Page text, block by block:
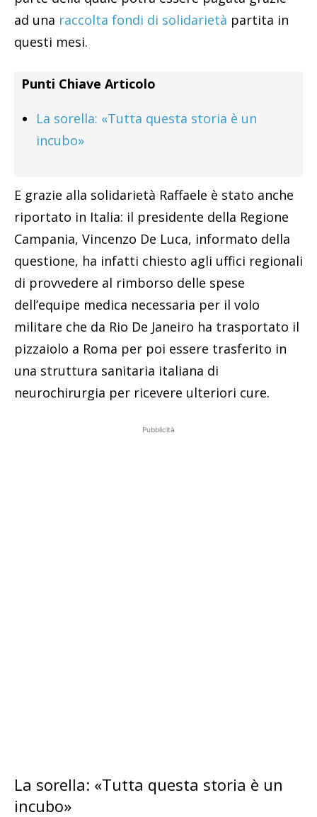
ad una raccolta fondi di solidarietà partita in
questi mesi.
Punti Chiave Articolo
La sorella: «Tutta questa storia è un
incubo»
E grazie alla solidarietà Raffaele è stato anche
riportato in Italia: il presidente della Regione
Campania, Vincenzo De Luca, informato della
questione, ha infatti chiesto agli uffici regionali
di provvedere al rimborso delle spese
dell’equipe medica necessaria per il volo
militare che da Rio De Janeiro ha trasportato il
pizzaiolo a Roma per poi essere trasferito in
una struttura sanitaria italiana di
neurochirurgia per ricevere ulteriori cure.
Pubblicità
La sorella: «Tutta questa storia è un
incubo»